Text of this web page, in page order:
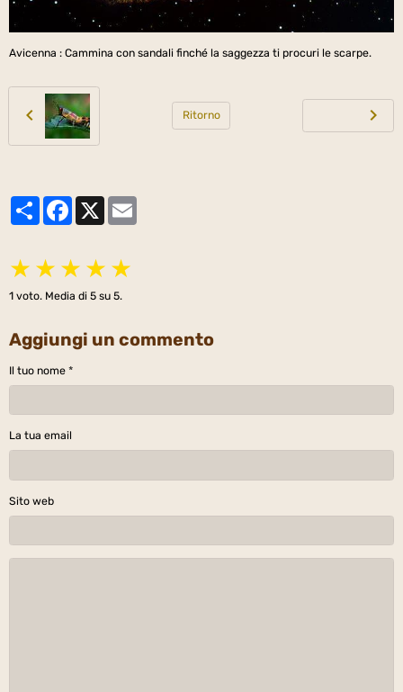
Avicenna : Cammina con sandali finché la saggezza ti procuri le scarpe.
Ritorno
PartagerFacebook
X
★ ★ ★ ★ ★
1 voto. Media di 5 su 5.
Aggiungi un commento
Il tuo nome
La tua email
Sito web